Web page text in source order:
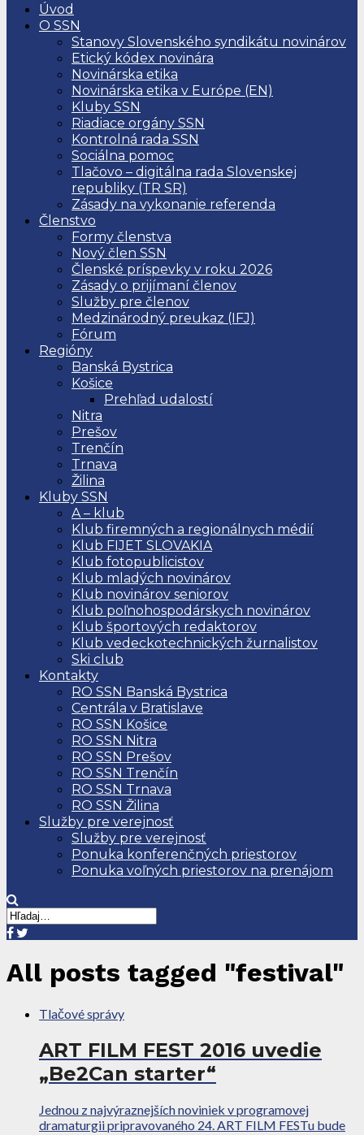
Úvod
O SSN
Stanovy Slovenského syndikátu novinárov
Etický kódex novinára
Novinárska etika
Novinárska etika v Európe (EN)
Kluby SSN
Riadiace orgány SSN
Kontrolná rada SSN
Sociálna pomoc
Tlačovo – digitálna rada Slovenskej
republiky (TR SR)
Zásady na vykonanie referenda
Členstvo
Formy členstva
Nový člen SSN
Členské príspevky v roku 2026
Zásady o prijímaní členov
Služby pre členov
Medzinárodný preukaz (IFJ)
Fórum
Regióny
Banská Bystrica
Košice
Prehľad udalostí
Nitra
Prešov
Trenčín
Trnava
Žilina
Kluby SSN
A – klub
Klub firemných a regionálnych médií
Klub FIJET SLOVAKIA
Klub fotopublicistov
Klub mladých novinárov
Klub novinárov seniorov
Klub poľnohospodárskych novinárov
Klub športových redaktorov
Klub vedeckotechnických žurnalistov
Ski club
Kontakty
RO SSN Banská Bystrica
Centrála v Bratislave
RO SSN Košice
RO SSN Nitra
RO SSN Prešov
RO SSN Trenčín
RO SSN Trnava
RO SSN Žilina
Služby pre verejnosť
Služby pre verejnosť
Ponuka konferenčných priestorov
Ponuka voľných priestorov na prenájom
All posts tagged "festival"
Tlačové správy
ART FILM FEST 2016 uvedie
„Be2Can starter“
Jednou z najvýraznejších noviniek v programovej
dramaturgii pripravovaného 24. ART FILM FESTu bude